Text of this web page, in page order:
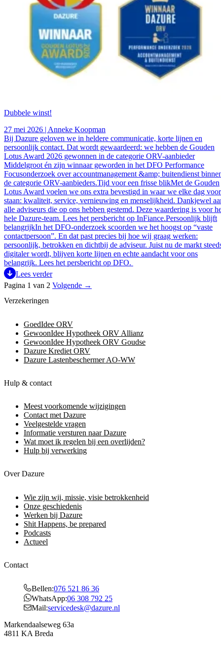
Dubbele winst!
27 mei 2026 | Anneke Koopman
Bij Dazure geloven we in heldere communicatie, korte lijnen en
persoonlijk contact. Dat wordt gewaardeerd: we hebben de Gouden
Lotus Award 2026 gewonnen in de categorie ORV-aanbieder
Middelgroot én zijn winnaar geworden in het DFO Performance
Focusonderzoek over accountmanagement &amp; buitendienst
de categorie ORV-aanbieders.Tijd voor een frisse blikMet de Gouden
Lotus Award voelen we ons extra bevestigd in waar we elke dag voor
staan: kwaliteit, service, vernieuwing en menselijkheid. Dankjewel
alle adviseurs die op ons hebben gestemd. Deze waardering is voor
hele Dazure-team. Lees het persbericht op InFiance.Persoonlijk blijft
belangrijkIn het DFO-onderzoek scoorden we het hoogst op “vaste
contactpersoon”. En dat past precies bij hoe wij graag werken:
persoonlijk, betrokken en dichtbij de adviseur. Juist nu de markt
digitaler wordt, blijven korte lijnen en echte aandacht voor ons
belangrijk. Lees het persbericht op DFO.
Lees verder
Pagina 1 van 2 Volgende →
Verzekeringen
GoedIdee ORV
GewoonIdee Hypotheek ORV Allianz
GewoonIdee Hypotheek ORV Goudse
Dazure Krediet ORV
Dazure Lastenbeschermer AO-WW
Hulp & contact
Meest voorkomende wijzigingen
Contact met Dazure
Veelgestelde vragen
Informatie versturen naar Dazure
Wat moet ik regelen bij een overlijden?
Hulp bij verwerking
Over Dazure
Wie zijn wij, missie, visie betrokkenheid
Onze geschiedenis
Werken bij Dazure
Shit Happens, be prepared
Podcasts
Actueel
Contact
Bellen:076 521 86 36
WhatsApp:06 308 792 25
Mail:servicedesk@dazure.nl
Markendaalseweg 63a
4811 KA Breda